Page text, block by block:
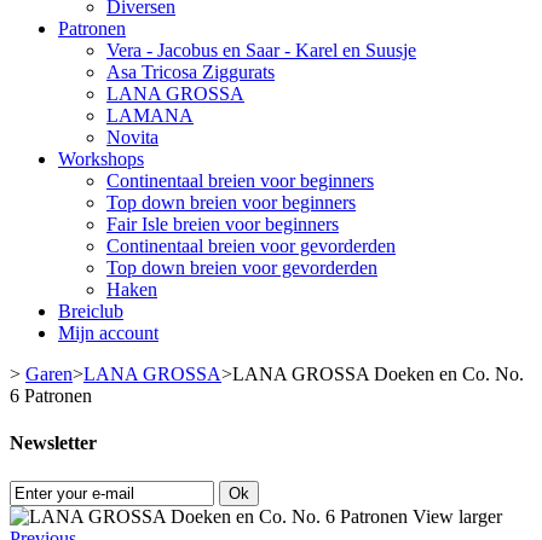
Diversen
Patronen
Vera - Jacobus en Saar - Karel en Suusje
Asa Tricosa Ziggurats
LANA GROSSA
LAMANA
Novita
Workshops
Continentaal breien voor beginners
Top down breien voor beginners
Fair Isle breien voor beginners
Continentaal breien voor gevorderden
Top down breien voor gevorderden
Haken
Breiclub
Mijn account
> Garen>LANA GROSSA>LANA GROSSA Doeken en Co. No.
6 Patronen
Newsletter
Ok
View larger